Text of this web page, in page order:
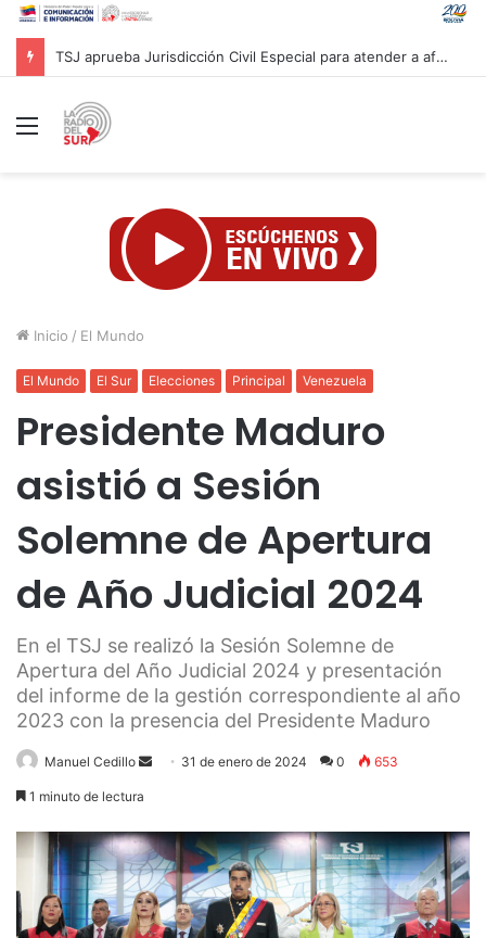
TSJ aprueba Jurisdicción Civil Especial para atender a afectados por sismos en Venezuela
Menú
Inicio / El Mundo
El Mundo El Sur Elecciones Principal Venezuela
Presidente Maduro
asistió a Sesión
Solemne de Apertura
de Año Judicial 2024
En el TSJ se realizó la Sesión Solemne de
Apertura del Año Judicial 2024 y presentación
del informe de la gestión correspondiente al año
2023 con la presencia del Presidente Maduro
Manuel Cedillo
Send 31 de enero de 2024 0 653
1 minuto de lectura